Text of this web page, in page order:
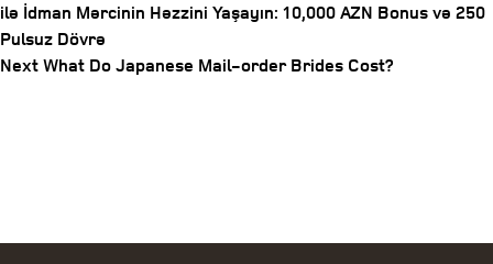
Post
ilə İdman Mərcinin Həzzini Yaşayın: 10,000 AZN Bonus və 250
Pulsuz Dövrə
Next
NextWhat Do Japanese Mail-order Brides Cost?